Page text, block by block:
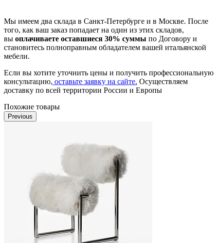
Мы имеем два склада в Санкт-Петербурге и в Москве. После
того, как ваш заказ попадает на один из этих складов,
вы оплачиваете оставшиеся 30% суммы по Договору и
становитесь полноправным обладателем вашей итальянской
мебели.
Если вы хотите уточнить цены и получить профессиональную
консультацию, оставьте заявку на сайте. Осуществляем
доставку по всей территории России и Европы
Похожие товары
Previous